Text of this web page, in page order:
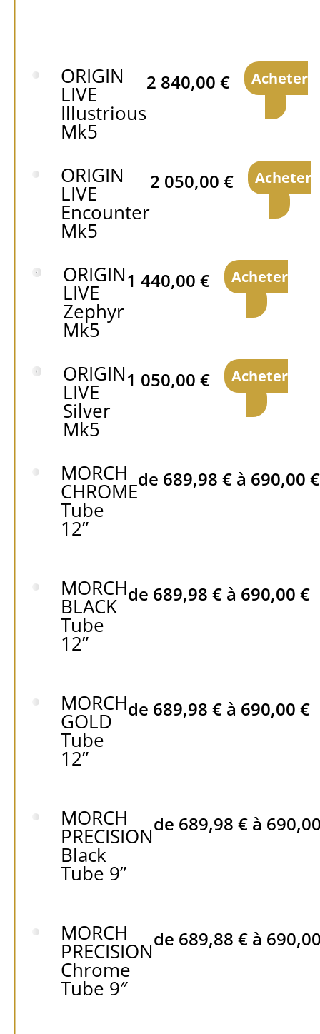
ORIGIN
LIVE
Illustrious
Mk5
2 840,00 € Acheter
ORIGIN
LIVE
Encounter
Mk5
2 050,00 € Acheter
ORIGIN
LIVE
Zephyr
Mk5
1 440,00€ Acheter
ORIGIN
LIVE
Silver
Mk5
1 050,00€ Acheter
MORCH
CHROME
Tube
12”
de 689,98 €à 690,00 €
MORCH
BLACK
Tube
12”
de 689,98 €à 690,00 €
MORCH
GOLD
Tube
12”
de 689,98 €à 690,00 €
MORCH
PRECISION
Black
Tube 9”
de 689,98 €à
MORCH
PRECISION
Chrome
Tube 9″
de 689,88 €à